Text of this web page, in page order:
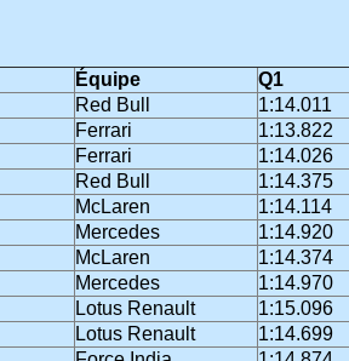
Équipe
Q1
Red Bull
1:14.011
Ferrari
1:13.822
Ferrari
1:14.026
Red Bull
1:14.375
McLaren
1:14.114
Mercedes
1:14.920
McLaren
1:14.374
Mercedes
1:14.970
Lotus Renault
1:15.096
Lotus Renault
1:14.699